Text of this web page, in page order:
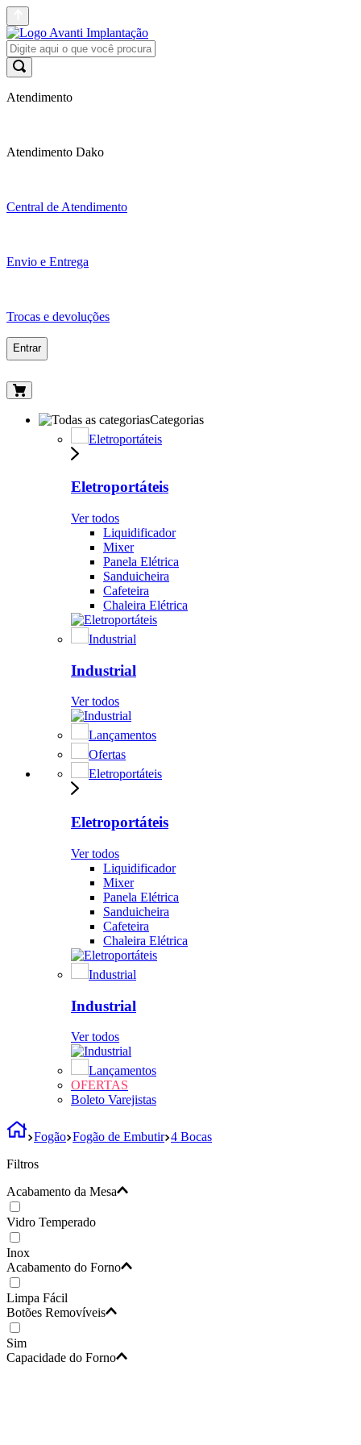
Atendimento
Atendimento Dako
Central de Atendimento
Envio e Entrega
Trocas e devoluções
Entrar
Categorias
Eletroportáteis
Eletroportáteis
Ver todos
Liquidificador
Mixer
Panela Elétrica
Sanduicheira
Cafeteira
Chaleira Elétrica
Industrial
Industrial
Ver todos
Lançamentos
Ofertas
Eletroportáteis
Eletroportáteis
Ver todos
Liquidificador
Mixer
Panela Elétrica
Sanduicheira
Cafeteira
Chaleira Elétrica
Industrial
Industrial
Ver todos
Lançamentos
OFERTAS
Boleto Varejistas
Fogão Fogão de Embutir 4 Bocas
Filtros
Acabamento da Mesa
Vidro Temperado
Inox
Acabamento do Forno
Limpa Fácil
Botões Removíveis
Sim
Capacidade do Forno